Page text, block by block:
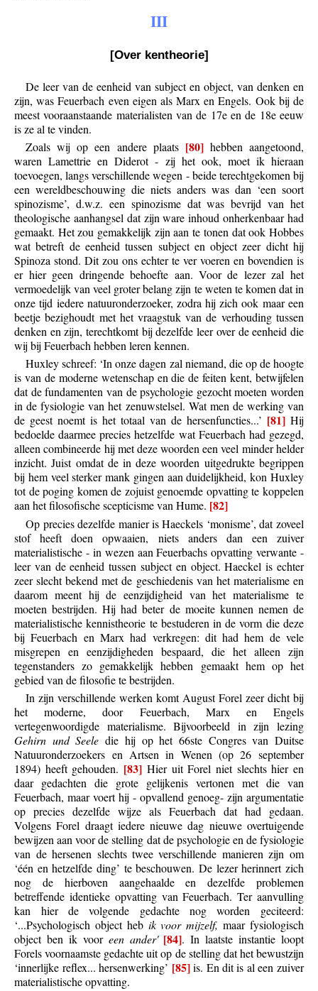
III
[Over kentheorie]
De leer van de eenheid van subject en object, van denken en
zijn, was Feuerbach even eigen als Marx en Engels. Ook bij de
meest vooraanstaande materialisten van de 17e en de 18e eeuw
is ze al te vinden.
Zoals wij op een andere plaats [80]hebben aangetoond,
waren Lamettrie en Diderot - zij het ook, moet ik hieraan
toevoegen, langs verschillende wegen - beide terechtgekomen bij
een wereldbeschouwing die niets anders was dan ‘een soort
spinozisme’, d.w.z. een spinozisme dat was bevrijd van het
theologische aanhangsel dat zijn ware inhoud onherkenbaar had
gemaakt. Het zou gemakkelijk zijn aan te tonen dat ook Hobbes
wat betreft de eenheid tussen subject en object zeer dicht hij
Spinoza stond. Dit zou ons echter te ver voeren en bovendien is
er hier geen dringende behoefte aan. Voor de lezer zal het
vermoedelijk van veel groter belang zijn te weten te komen dat in
onze tijd iedere natuuronderzoeker, zodra hij zich ook maar een
beetje bezighoudt met het vraagstuk van de verhouding tussen
denken en zijn, terechtkomt bij dezelfde leer over de eenheid die
wij bij Feuerbach hebben leren kennen.
Huxley schreef: ‘In onze dagen zal niemand, die op de hoogte
is van de moderne wetenschap en die de feiten kent, betwijfelen
dat de fundamenten van de psychologie gezocht moeten worden
in de fysiologie van het zenuwstelsel. Wat men de werking van
de geest noemt is het totaal van de hersenfuncties...’ [81]Hij
bedoelde daarmee precies hetzelfde wat Feuerbach had gezegd,
alleen combineerde hij met deze woorden een veel minder helder
inzicht. Juist omdat de in deze woorden uitgedrukte begrippen
bij hem veel sterker mank gingen aan duidelijkheid, kon Huxley
tot de poging komen de zojuist genoemde opvatting te koppelen
aan het filosofische scepticisme van Hume. [82]
Op precies dezelfde manier is Haeckels ‘monisme’, dat zoveel
stof heeft doen opwaaien, niets anders dan een zuiver
materialistische - in wezen aan Feuerbachs opvatting verwante -
leer van de eenheid tussen subject en object. Haeckel is echter
zeer slecht bekend met de geschiedenis van het materialisme en
daarom meent hij de eenzijdigheid van het materialisme te
moeten bestrijden. Hij had beter de moeite kunnen nemen de
materialistische kennistheorie te bestuderen in de vorm die deze
bij Feuerbach en Marx had verkregen: dit had hem de vele
misgrepen en eenzijdigheden bespaard, die het alleen zijn
tegenstanders zo gemakkelijk hebben gemaakt hem op het
gebied van de filosofie te bestrijden.
In zijn verschillende werken komt August Forel zeer dicht bij
het moderne, door Feuerbach, Marx en Engels
vertegenwoordigde materialisme. Bijvoorbeeld in zijn lezing
Gehirn und Seele die hij op het 66ste Congres van Duitse
Natuuronderzoekers en Artsen in Wenen (op 26 september
1894) heeft gehouden. [83] Hier uit Forel niet slechts hier en
daar gedachten die grote gelijkenis vertonen met die van
Feuerbach, maar voert hij - opvallend genoeg- zijn argumentatie
op precies dezelfde wijze als Feuerbach dat had gedaan.
Volgens Forel draagt iedere nieuwe dag nieuwe overtuigende
bewijzen aan voor de stelling dat de psychologie en de fysiologie
van de hersenen slechts twee verschillende manieren zijn om
‘één en hetzelfde ding’ te beschouwen. De lezer herinnert zich
nog de hierboven aangehaalde en dezelfde problemen
betreffende identieke opvatting van Feuerbach. Ter aanvulling
kan hier de volgende gedachte nog worden geciteerd:
‘...Psychologisch object heb ik voor mijzelf,maar fysiologisch
object ben ik voor een ander' [84]. In laatste instantie loopt
Forels voornaamste gedachte uit op de stelling dat het bewustzijn
‘innerlijke reflex... hersenwerking’ [85]is. En dit is al een zuiver
materialistische opvatting.